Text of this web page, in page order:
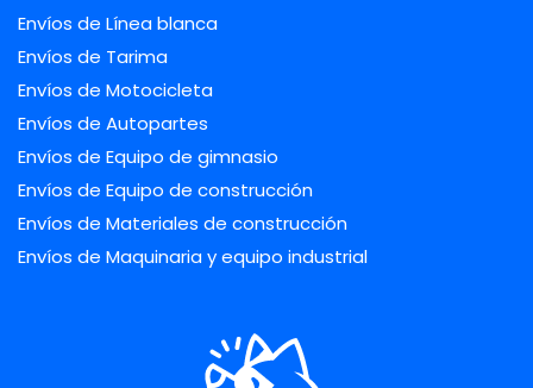
Envíos de Línea blanca
Envíos de Tarima
Envíos de Motocicleta
Envíos de Autopartes
Envíos de Equipo de gimnasio
Envíos de Equipo de construcción
Envíos de Materiales de construcción
Envíos de Maquinaria y equipo industrial